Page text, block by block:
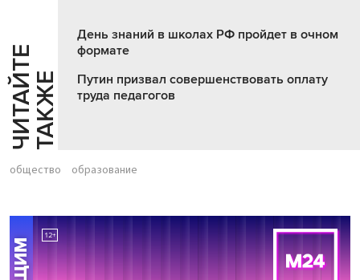
Ч
И
Т
АЙ
Т
Е
Т
А
К
ЖЕ
День знаний в школах РФ пройдет в очном
формате
Путин призвал совершенствовать оплату
труда педагогов
общество образование